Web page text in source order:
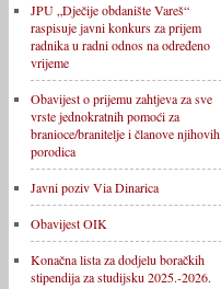
JPU „Dječije obdanište Vareš“
raspisuje javni konkurs za prijem
radnika u radni odnos na određeno
vrijeme
Obavijest o prijemu zahtjeva za sve
vrste jednokratnih pomoći za
branioce/branitelje i članove njihovih
porodica
Javni poziv Via Dinarica
Obavijest OIK
Konačna lista za dodjelu boračkih
stipendija za studijsku 2025.-2026.